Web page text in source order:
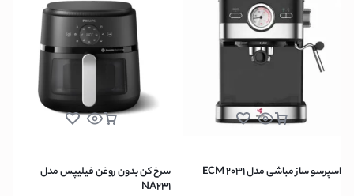
اسپرسو ساز مباشی مدل ECM 2031
سرخ کن بدون روغن فیلیپس مدل
NA231